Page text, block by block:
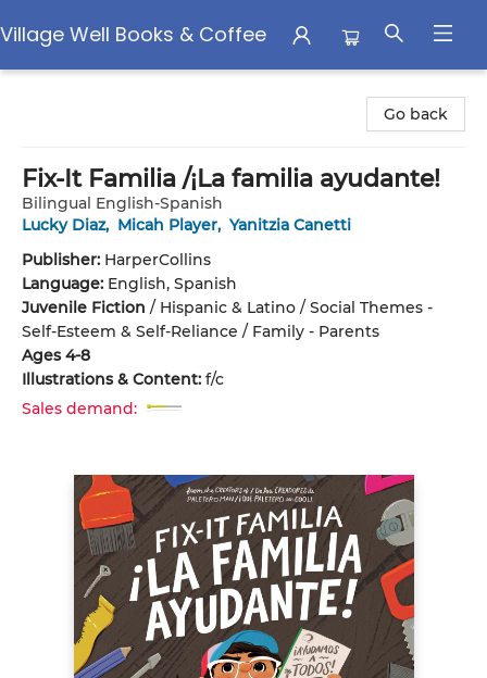
Village Well Books & Coffee
Go back
Fix-It Familia /¡La familia ayudante!
Bilingual English-Spanish
Lucky Diaz, Micah Player, Yanitzia Canetti
Publisher: HarperCollins
Language: English, Spanish
Juvenile Fiction / Hispanic & Latino / Social Themes -
Self-Esteem & Self-Reliance / Family - Parents
Ages 4-8
Illustrations & Content: f/c
Sales demand: